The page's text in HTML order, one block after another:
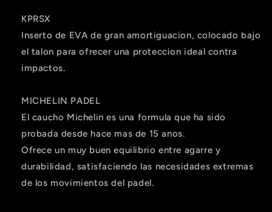
KPRSX
Inserto de EVA de gran amortiguacion, colocado bajo
el talon para ofrecer una proteccion ideal contra
impactos.
MICHELIN PADEL
El caucho Michelin es una formula que ha sido
probada desde hace mas de 15 anos.
Ofrece un muy buen equilibrio entre agarre y
durabilidad, satisfaciendo las necesidades extremas
de los movimientos del padel.